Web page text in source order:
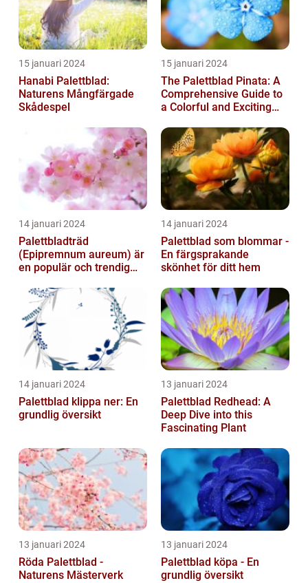
15 januari 2024
Hanabi Palettblad:
Naturens Mångfärgade
Skådespel
15 januari 2024
The Palettblad Pinata: A
Comprehensive Guide to
a Colorful and Exciting
14 januari 2024
Palettbladträd
(Epipremnum aureum) är
en populär och trendig
populär de ...
14 januari 2024
Palettblad som blommar -
En färgsprakande
skönhet för ditt hem
14 januari 2024
Palettblad klippa ner: En
grundlig översikt
13 januari 2024
Palettblad Redhead: A
Deep Dive into this
Fascinating Plant
13 januari 2024
Röda Palettblad -
Naturens Mästerverk
13 januari 2024
Palettblad köpa - En
grundlig översikt